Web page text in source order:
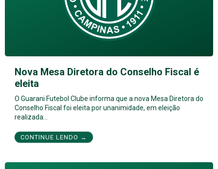
Nova Mesa Diretora do Conselho Fiscal é
eleita
O Guarani Futebol Clube informa que a nova Mesa Diretora do
Conselho Fiscal foi eleita por unanimidade, em eleição
realizada…
CONTINUE LENDO →